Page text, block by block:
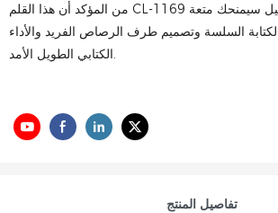
من المؤكد أن هذا القلم CL-1169 ذو التصميم الجميل سيمنحك متعة
السلسة وتصميم طرف الرصاص الفريد والأداء
الكتابي الطويل الأمد.
تفاصيل المنتج